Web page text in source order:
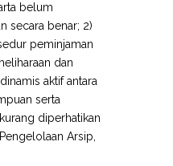
belum
secara benar; 2)
peminjaman
dan
aktif antara
serta
diperhatikan
Arsip,